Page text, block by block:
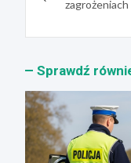
Sprawdź